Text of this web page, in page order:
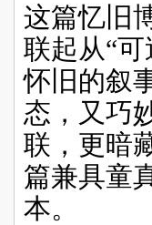
这篇忆旧
联起从“
怀旧的叙
态，又巧
联，更暗
篇兼具童
本。